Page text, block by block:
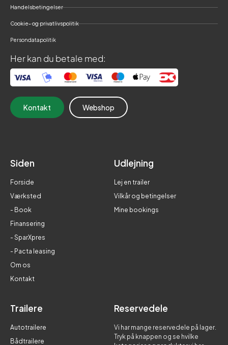
Handelsbetingelser
Cookie- og privatlivspolitik
Persondatapolitik
Her kan du betale med:
Kontakt Webshop
Siden
Forside
Værksted
- Book
Finansering
- SparXpres
- Pacta leasing
Om os
Kontakt
Udlejning
Lej en trailer
Vilkår og betingelser
Mine bookings
Trailere
Autotrailere
Bådtrailere
Reservedele
Vi har mange reservedele på lager.
Tryk på knappen og se hvilke